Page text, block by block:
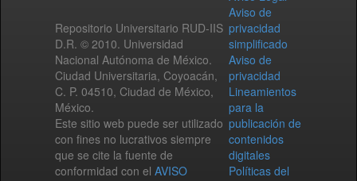
Repositorio Universitario RUD-IIS
D.R. © 2010. Universidad
Nacional Autónoma de México.
Ciudad Universitaria, Coyoacán,
C. P. 04510, Ciudad de México,
México.
Este sitio web puede ser utilizado
con fines no lucrativos siempre
que se cite la fuente de
conformidad con el AVISO
Aviso de
privacidad
simplificado
Aviso de
privacidad
Lineamientos
para la
publicación de
contenidos
digitales
Políticas del